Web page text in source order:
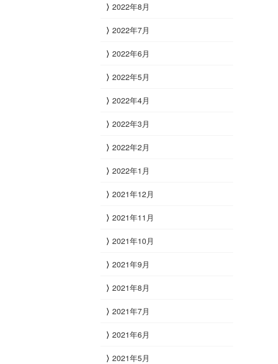
2022年8月
2022年7月
2022年6月
2022年5月
2022年4月
2022年3月
2022年2月
2022年1月
2021年12月
2021年11月
2021年10月
2021年9月
2021年8月
2021年7月
2021年6月
2021年5月